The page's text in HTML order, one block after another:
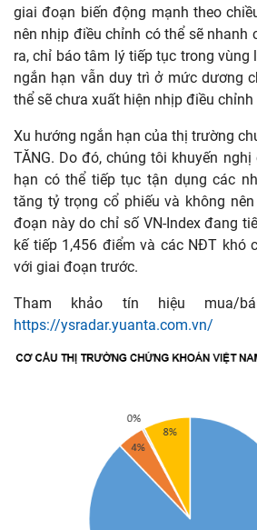
giai đoạn biến động mạnh theo
nên nhịp điều chỉnh có thể sẽ nhanh
ra, chỉ báo tâm lý tiếp tục trong vùng
ngắn hạn vẫn duy trì ở mức dương
thể sẽ chưa xuất hiện nhịp điều chỉnh
Xu hướng ngắn hạn của thị trường
TĂNG. Do đó, chúng tôi khuyến
hạn có thể tiếp tục tận dụng các
tăng tỷ trọng cổ phiếu và không
đoạn này do chỉ số VN-Index đang
kế tiếp 1,456 điểm và các NĐT khó
với giai đoạn trước.
Tham khảo tín hiệu mua/
https://ysradar.yuanta.com.vn/